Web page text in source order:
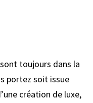
toujours dans la
portez soit issue
création de luxe,